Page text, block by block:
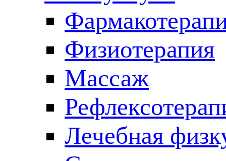
Физиотерапия
Массаж
Лечебная